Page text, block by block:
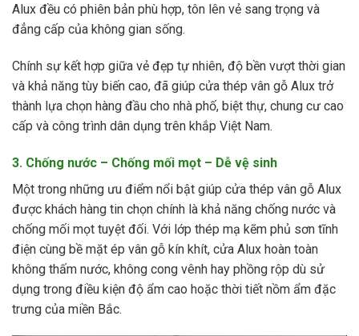
Alux đều có phiên bản phù hợp, tôn lên vẻ sang trọng và
đẳng cấp của không gian sống.
Chính sự kết hợp giữa vẻ đẹp tự nhiên, độ bền vượt thời gian
và khả năng tùy biến cao, đã giúp cửa thép vân gỗ Alux trở
thành lựa chọn hàng đầu cho nhà phố, biệt thự, chung cư cao
cấp và công trình dân dụng trên khắp Việt Nam.
3. Chống nước – Chống mối mọt – Dễ vệ sinh
Một trong những ưu điểm nổi bật giúp cửa thép vân gỗ Alux
được khách hàng tin chọn chính là khả năng chống nước và
chống mối mọt tuyệt đối. Với lớp thép mạ kẽm phủ sơn tĩnh
điện cùng bề mặt ép vân gỗ kín khít, cửa Alux hoàn toàn
không thấm nước, không cong vênh hay phồng rộp dù sử
dụng trong điều kiện độ ẩm cao hoặc thời tiết nồm ẩm đặc
trưng của miền Bắc.